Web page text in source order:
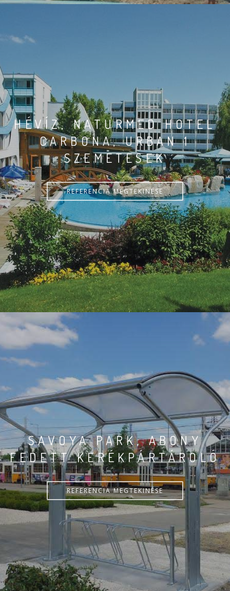
HÉVÍZ, NATURMED HOTEL
CARBONA, URBAN 1
SZEMETESEK
REFERENCIA MEGTEKINÉSE
SAVOYA PARK, ABONY
FEDETT KERÉKPÁRTÁROLÓ
REFERENCIA MEGTEKINÉSE